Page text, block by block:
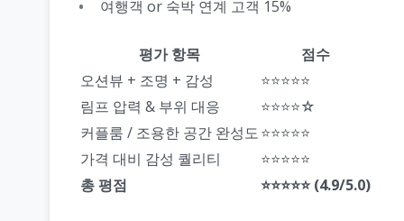
여행객 or 숙박 연계 고객 15%
평가 항목
점수
오션뷰 + 조명 + 감성
⭐⭐⭐⭐⭐
림프 압력 & 부위 대응
⭐⭐⭐⭐☆
커플룸 / 조용한 공간 완성도⭐⭐⭐⭐⭐
가격 대비 감성 퀄리티
⭐⭐⭐⭐⭐
총 평점
⭐⭐⭐⭐⭐ (4.9/5.0)